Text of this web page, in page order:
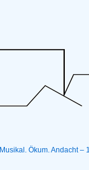
Musikal. Ökum. Andacht –